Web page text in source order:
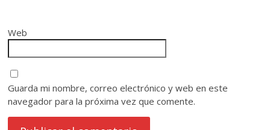
Web
Guarda mi nombre, correo electrónico y web en este
navegador para la próxima vez que comente.